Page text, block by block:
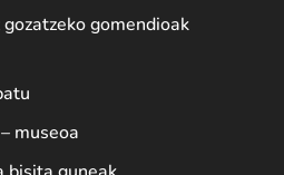
gomendioak
museoa